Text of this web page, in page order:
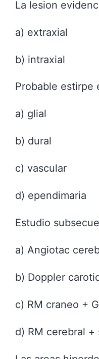
La lesion
a) extraxial
b) intraxial
Probable estirpe
a) glial
b) dural
c) vascular
d) ependimaria
Estudio
a) Angiotac
b) Doppler
c) RM craneo +
d) RM cerebral +